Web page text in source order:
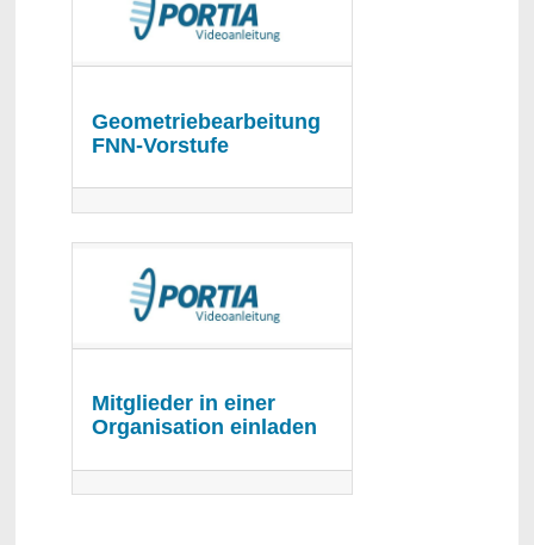
Geometriebearbeitung
FNN-Vorstufe
Mitglieder in einer
Organisation einladen